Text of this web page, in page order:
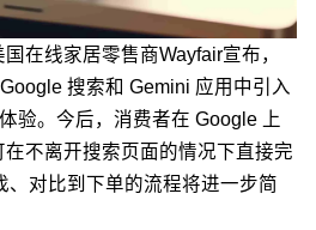
在线家居零售商Wayfair宣布，
搜索和 Gemini 应用中引入
验。今后，消费者在 Google 上
不离开搜索页面的情况下直接完
、对比到下单的流程将进一步简